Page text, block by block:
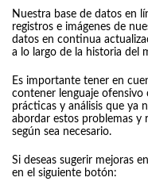
Nuestra base de datos en
registros e imágenes de
datos en continua
a lo largo de la historia del
Es importante tener en
contener lenguaje ofensivo
prácticas y análisis que ya
abordar estos problemas y
según sea necesario.
Si deseas sugerir mejoras
en el siguiente botón: